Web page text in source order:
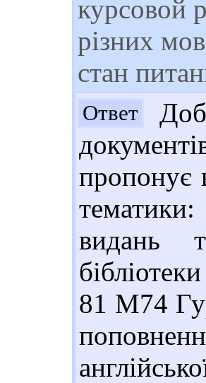
курсовой
різних
стан
Ответ
пропонує
тематики:
видань
81 М74